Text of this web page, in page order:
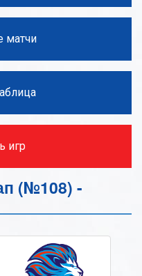
матчи
игр
(№108) -